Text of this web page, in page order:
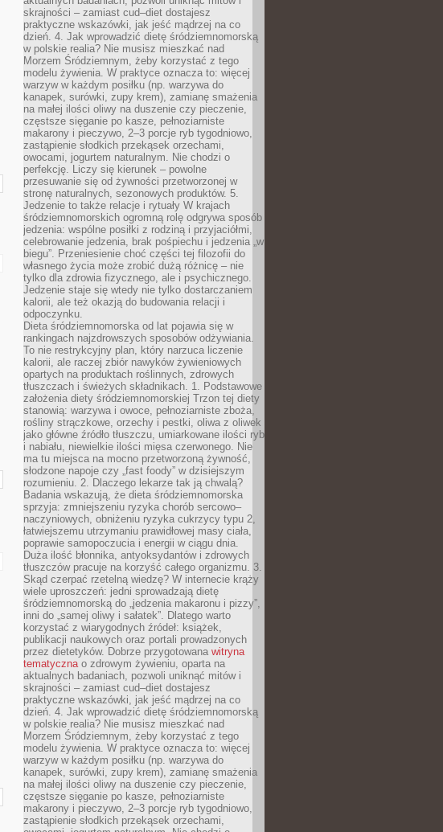
skrajności – zamiast cud–diet dostajesz
praktyczne wskazówki, jak jeść mądrzej na co
dzień. 4. Jak wprowadzić dietę śródziemnomorską
w polskie realia? Nie musisz mieszkać nad
Morzem Śródziemnym, żeby korzystać z tego
modelu żywienia. W praktyce oznacza to: więcej
warzyw w każdym posiłku (np. warzywa do
kanapek, surówki, zupy krem), zamianę smażenia
na małej ilości oliwy na duszenie czy pieczenie,
częstsze sięganie po kasze, pełnoziarniste
makarony i pieczywo, 2–3 porcje ryb tygodniowo,
zastąpienie słodkich przekąsek orzechami,
owocami, jogurtem naturalnym. Nie chodzi o
perfekcję. Liczy się kierunek – powolne
przesuwanie się od żywności przetworzonej w
stronę naturalnych, sezonowych produktów. 5.
Jedzenie to także relacje i rytuały W krajach
śródziemnomorskich ogromną rolę odgrywa sposób
jedzenia: wspólne posiłki z rodziną i przyjaciółmi,
celebrowanie jedzenia, brak pośpiechu i jedzenia „w
biegu”. Przeniesienie choć części tej filozofii do
własnego życia może zrobić dużą różnicę – nie
tylko dla zdrowia fizycznego, ale i psychicznego.
Jedzenie staje się wtedy nie tylko dostarczaniem
kalorii, ale też okazją do budowania relacji i
odpoczynku.
Dieta śródziemnomorska od lat pojawia się w
rankingach najzdrowszych sposobów odżywiania.
To nie restrykcyjny plan, który narzuca liczenie
kalorii, ale raczej zbiór nawyków żywieniowych
opartych na produktach roślinnych, zdrowych
tłuszczach i świeżych składnikach. 1. Podstawowe
założenia diety śródziemnomorskiej Trzon tej diety
stanowią: warzywa i owoce, pełnoziarniste zboża,
rośliny strączkowe, orzechy i pestki, oliwa z oliwek
jako główne źródło tłuszczu, umiarkowane ilości ryb
i nabiału, niewielkie ilości mięsa czerwonego. Nie
ma tu miejsca na mocno przetworzoną żywność,
słodzone napoje czy „fast foody” w dzisiejszym
rozumieniu. 2. Dlaczego lekarze tak ją chwalą?
Badania wskazują, że dieta śródziemnomorska
sprzyja: zmniejszeniu ryzyka chorób sercowo–
naczyniowych, obniżeniu ryzyka cukrzycy typu 2,
łatwiejszemu utrzymaniu prawidłowej masy ciała,
poprawie samopoczucia i energii w ciągu dnia.
Duża ilość błonnika, antyoksydantów i zdrowych
tłuszczów pracuje na korzyść całego organizmu. 3.
Skąd czerpać rzetelną wiedzę? W internecie krąży
wiele uproszczeń: jedni sprowadzają dietę
śródziemnomorską do „jedzenia makaronu i pizzy”,
inni do „samej oliwy i sałatek”. Dlatego warto
korzystać z wiarygodnych źródeł: książek,
publikacji naukowych oraz portali prowadzonych
przez dietetyków. Dobrze przygotowana witryna
tematycznao zdrowym żywieniu, oparta na
aktualnych badaniach, pozwoli uniknąć mitów i
skrajności – zamiast cud–diet dostajesz
praktyczne wskazówki, jak jeść mądrzej na co
dzień. 4. Jak wprowadzić dietę śródziemnomorską
w polskie realia? Nie musisz mieszkać nad
Morzem Śródziemnym, żeby korzystać z tego
modelu żywienia. W praktyce oznacza to: więcej
warzyw w każdym posiłku (np. warzywa do
kanapek, surówki, zupy krem), zamianę smażenia
na małej ilości oliwy na duszenie czy pieczenie,
częstsze sięganie po kasze, pełnoziarniste
makarony i pieczywo, 2–3 porcje ryb tygodniowo,
zastąpienie słodkich przekąsek orzechami,